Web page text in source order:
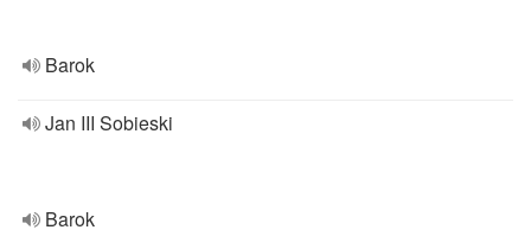
Barok
Jan III Sobieski
Barok